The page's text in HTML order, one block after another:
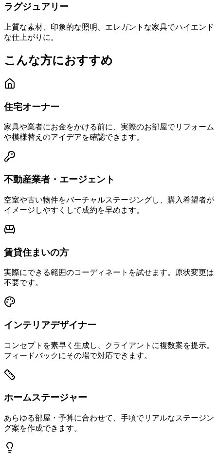
ラグジュアリー
上質な素材、印象的な照明、エレガントな家具でハイエンド
な仕上がりに。
こんな方におすすめ
住宅オーナー
家具や業者にお金をかける前に、実際のお部屋でリフォーム
や模様替えのアイデアを確認できます。
不動産業者・エージェント
空室や古い物件をバーチャルステージングし、購入希望者が
イメージしやすくして成約を早めます。
賃貸住まいの方
実際にできる範囲のコーディネートを試せます。原状変更は
不要です。
インテリアデザイナー
コンセプトを素早く生成し、クライアントに複数案を提示。
フィードバックにその場で対応できます。
ホームステージャー
あらゆる部屋・予算に合わせて、手頃でリアルなステージン
グ案を作成できます。